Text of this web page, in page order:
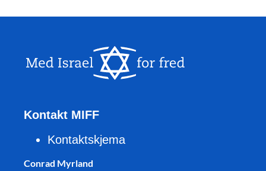
Kontakt MIFF
Kontaktskjema
Conrad Myrland